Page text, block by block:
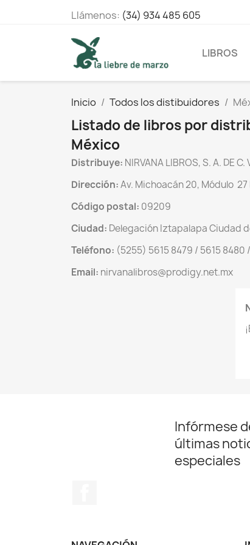
Llámenos: (34) 934 485 605
LIBROS
Inicio Todos los distibuidores
Listado de libros por
México
Distribuye: NIRVANA LIBROS, S. A. DE C.
Dirección:Av. Michoacán 20, Módulo
Código postal: 09209
Ciudad: Delegación Iztapalapa Ciudad
Teléfono: (5255) 5615 8479 / 5615 8480
Email: nirvanalibros@prodigy.net.mx
Infórmese
últimas
especiales